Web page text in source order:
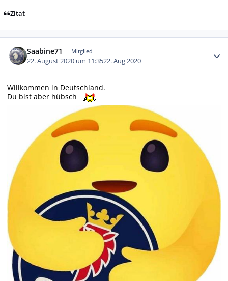
Zitat
Saabine71 Mitglied
22. August 2020 um 11:3522. Aug 2020
Willkommen in Deutschland.
Du bist aber hübsch